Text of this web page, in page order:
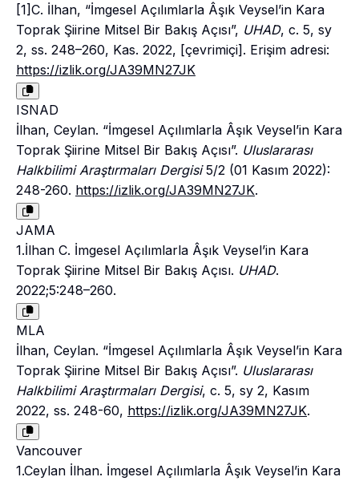
[1]C. İlhan, “İmgesel Açılımlarla Âşık Veysel’in Kara
Toprak Şiirine Mitsel Bir Bakış Açısı”, UHAD, c. 5, sy
2, ss. 248–260, Kas. 2022, [çevrimiçi]. Erişim adresi:
https://izlik.org/JA39MN27JK
ISNAD
İlhan, Ceylan. “İmgesel Açılımlarla Âşık Veysel’in Kara
Toprak Şiirine Mitsel Bir Bakış Açısı”. Uluslararası
Halkbilimi Araştırmaları Dergisi5/2 (01 Kasım 2022):
248-260. https://izlik.org/JA39MN27JK.
JAMA
1.İlhan C. İmgesel Açılımlarla Âşık Veysel’in Kara
Toprak Şiirine Mitsel Bir Bakış Açısı. UHAD.
2022;5:248–260.
MLA
İlhan, Ceylan. “İmgesel Açılımlarla Âşık Veysel’in Kara
Toprak Şiirine Mitsel Bir Bakış Açısı”. Uluslararası
Halkbilimi Araştırmaları Dergisi, c. 5, sy 2, Kasım
2022, ss. 248-60, https://izlik.org/JA39MN27JK.
Vancouver
1.Ceylan İlhan. İmgesel Açılımlarla Âşık Veysel’in Kara